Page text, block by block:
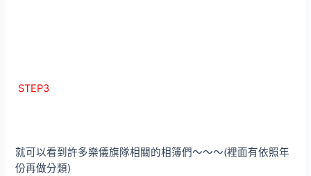
STEP3
就可以看到許多樂儀旗隊相關的相簿們～～～(裡面有依照年
份再做分類)